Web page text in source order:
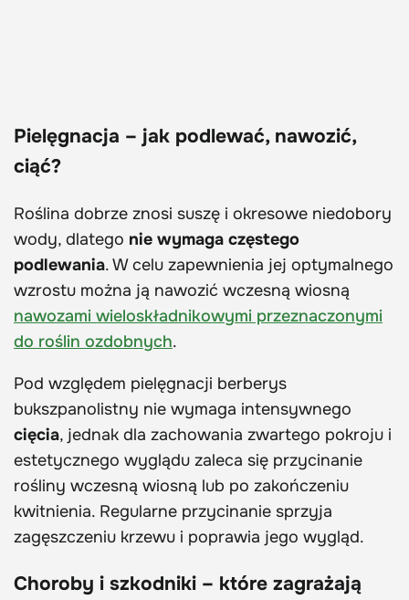
Pielęgnacja – jak podlewać, nawozić,
ciąć?
Roślina dobrze znosi suszę i okresowe niedobory
wody, dlatego nie wymaga częstego
podlewania. W celu zapewnienia jej optymalnego
wzrostu można ją nawozić wczesną wiosną
nawozami wieloskładnikowymi przeznaczonymi
do roślin ozdobnych.
Pod względem pielęgnacji berberys
bukszpanolistny nie wymaga intensywnego
cięcia, jednak dla zachowania zwartego pokroju i
estetycznego wyglądu zaleca się przycinanie
rośliny wczesną wiosną lub po zakończeniu
kwitnienia. Regularne przycinanie sprzyja
zagęszczeniu krzewu i poprawia jego wygląd.
Choroby i szkodniki – które zagrażają